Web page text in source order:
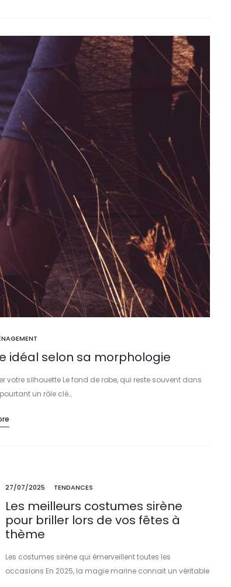
idéal selon sa morphologie
votre silhouette Le fond de robe, qui reste souvent dans
un rôle clé…
27/07/2025 TENDANCES
Les meilleurs costumes sirène
pour briller lors de vos fêtes à
thème
Les costumes sirène qui émerveillent toutes les
occasions En 2025, la magie marine connait un véritable